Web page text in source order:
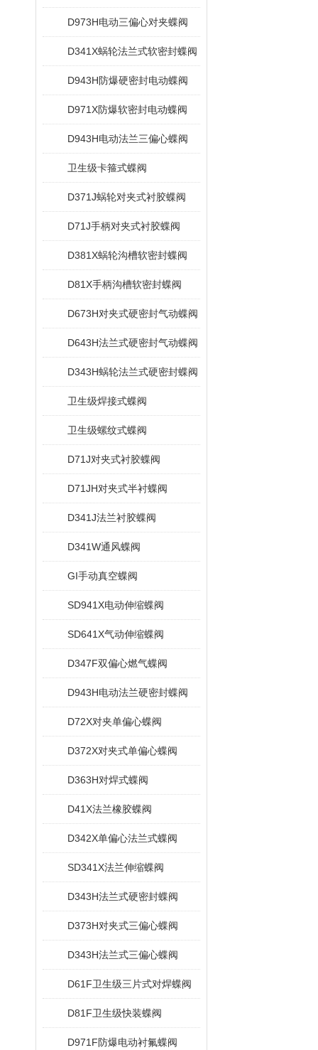
D973H电动三偏心对夹蝶阀
D341X蜗轮法兰式软密封蝶阀
D943H防爆硬密封电动蝶阀
D971X防爆软密封电动蝶阀
D943H电动法兰三偏心蝶阀
卫生级卡箍式蝶阀
D371J蜗轮对夹式衬胶蝶阀
D71J手柄对夹式衬胶蝶阀
D381X蜗轮沟槽软密封蝶阀
D81X手柄沟槽软密封蝶阀
D673H对夹式硬密封气动蝶阀
D643H法兰式硬密封气动蝶阀
D343H蜗轮法兰式硬密封蝶阀
卫生级焊接式蝶阀
卫生级螺纹式蝶阀
D71J对夹式衬胶蝶阀
D71JH对夹式半衬蝶阀
D341J法兰衬胶蝶阀
D341W通风蝶阀
GI手动真空蝶阀
SD941X电动伸缩蝶阀
SD641X气动伸缩蝶阀
D347F双偏心燃气蝶阀
D943H电动法兰硬密封蝶阀
D72X对夹单偏心蝶阀
D372X对夹式单偏心蝶阀
D363H对焊式蝶阀
D41X法兰橡胶蝶阀
D342X单偏心法兰式蝶阀
SD341X法兰伸缩蝶阀
D343H法兰式硬密封蝶阀
D373H对夹式三偏心蝶阀
D343H法兰式三偏心蝶阀
D61F卫生级三片式对焊蝶阀
D81F卫生级快装蝶阀
D971F防爆电动衬氟蝶阀